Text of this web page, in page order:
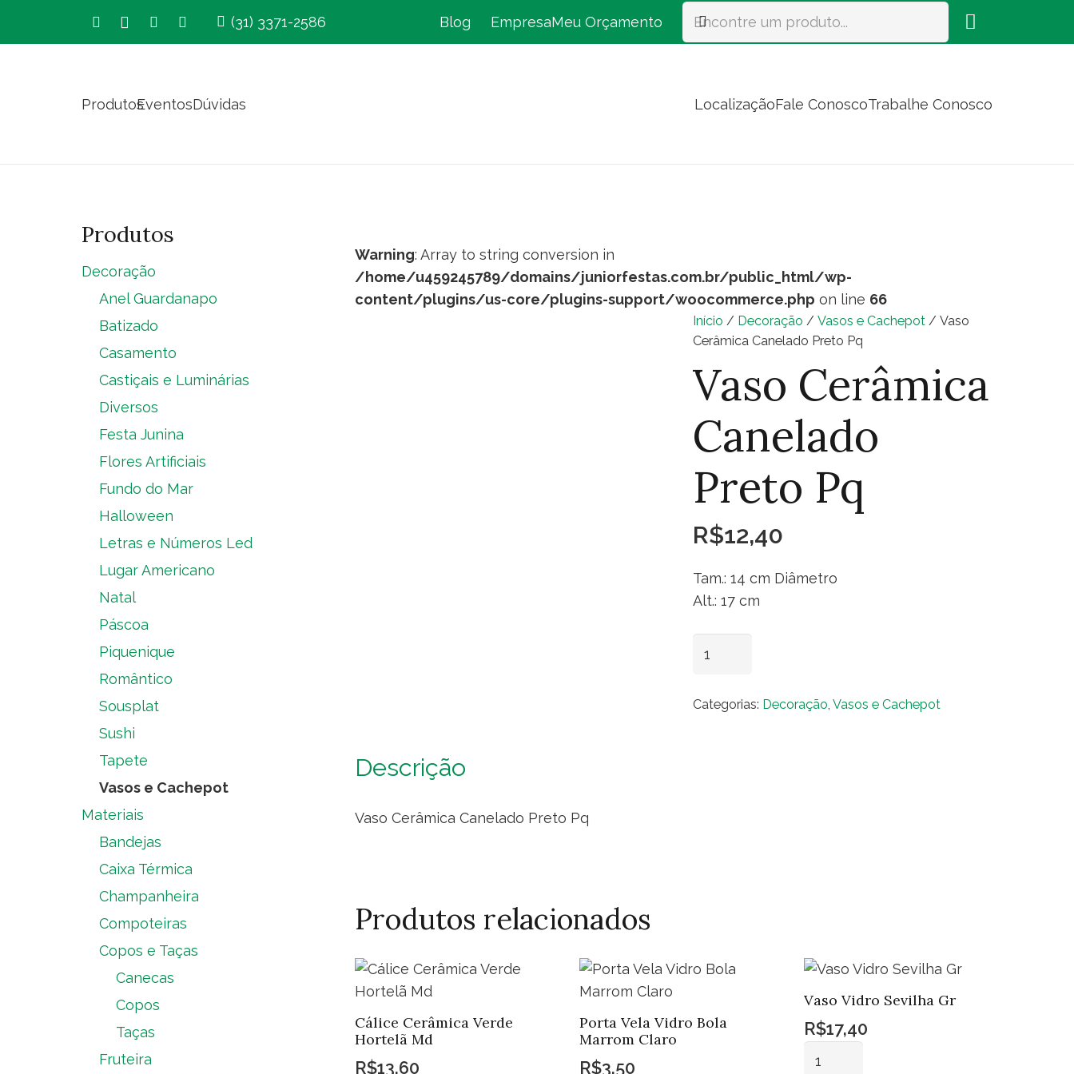
(31) 3371-2586 Blog EmpresaMeu Orçamento
ProdutosEventosDúvidas LocalizaçãoFale ConoscoTrabalhe Conosco
Warning: Array to string conversion in
/home/u459245789/domains/juniorfestas.com.br/public_html/wp-
content/plugins/us-core/plugins-support/woocommerce.php on line 66
Início / Decoração / Vasos e Cachepot/ Vaso
Cerâmica Canelado Preto Pq
Vaso Cerâmica
Canelado
Preto Pq
R$12,40
Tam.: 14 cm Diâmetro
Alt.: 17 cm
Preto
Categorias: Decoração Vasos e Cachepot
Descrição
Vaso Cerâmica Canelado Preto Pq
Produtos relacionados
Cálice Cerâmica Verde
Hortelã Md
R$13,60
Porta Vela Vidro Bola
Marrom Claro
R$3,50
Vaso Vidro Sevilha Gr
R$17,40
Produtos
Decoração
Anel Guardanapo
Batizado
Casamento
Castiçais e Luminárias
Diversos
Festa Junina
Flores Artificiais
Fundo do Mar
Halloween
Letras e Números Led
Lugar Americano
Natal
Páscoa
Piquenique
Romântico
Sousplat
Sushi
Tapete
Vasos e Cachepot
Materiais
Bandejas
Caixa Térmica
Champanheira
Compoteiras
Copos e Taças
Canecas
Copos
Taças
Fruteira